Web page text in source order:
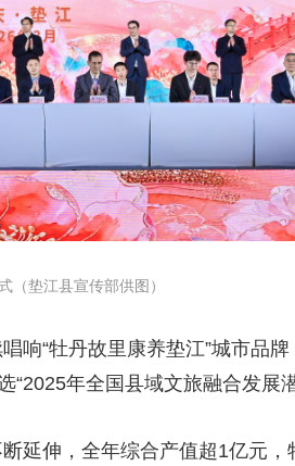
（垫江县宣传部供图）
响“牡丹故里康养垫江”城市品
年全国县域文旅融合发展潜
延伸，全年综合产值超1亿元